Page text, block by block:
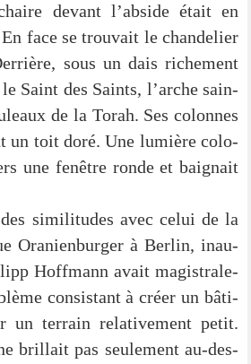
devant l’abs­i­de était en
face se trou­vait le chan­de­lier
sous un dais riche­ment
Saint des Saints, l’arche sain­
de la Torah. Ses colon­nes
un toit doré. Une lumiè­re colo­
une fenêt­re ron­de et bai­gnait
simi­li­tu­des avec celui de la
Ora­ni­en­bur­ger à Ber­lin, inau­
Hoff­mann avait magis­tra­le­
con­sistant à cré­er un bâti­
un ter­rain rela­ti­ve­ment petit.
bril­lait pas seu­le­ment au-des­­